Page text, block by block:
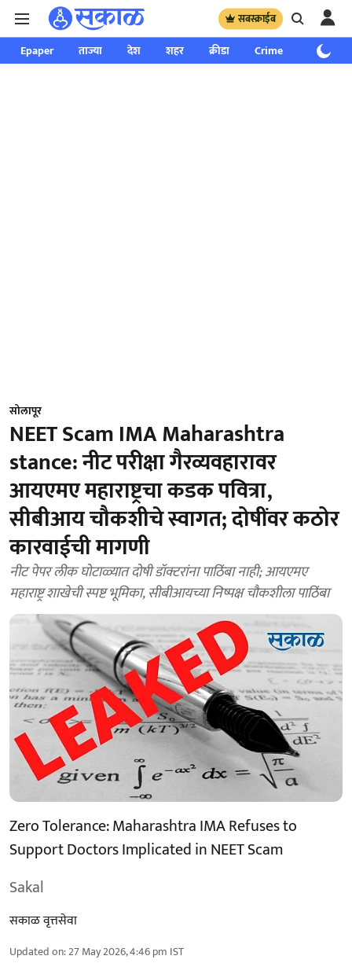
सबस्क्राईब
Epaper ताज्या देश शहर क्रीडा Crime साप्ताहिक
सोलापूर
NEET Scam IMA Maharashtra
stance: नीट परीक्षा गैरव्यवहारावर
आयएमए महाराष्ट्रचा कडक पवित्रा,
सीबीआय चौकशीचे स्वागत; दोषींवर कठोर
कारवाईची मागणी
नीट पेपर लीक घोटाळ्यात दोषी डॉक्टरांना पाठिंबा नाही; आयएमए
महाराष्ट्र शाखेची स्पष्ट भूमिका, सीबीआयच्या निष्पक्ष चौकशीला पाठिंबा
Zero Tolerance: Maharashtra IMA Refuses to
Support Doctors Implicated in NEET Scam
Sakal
सकाळ वृत्तसेवा
Updated on:27 May 2026, 4:46 pm IST